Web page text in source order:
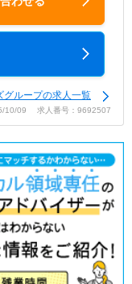
グループの求人一覧
10/09 求人番号：9692507